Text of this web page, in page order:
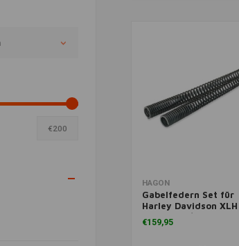
€200
Zum Warenkorb
HAGON
Gabelfedern Set für
Harley Davidson XLH
Sportster / Custom
€159,95